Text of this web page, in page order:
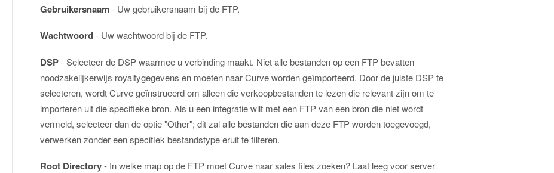
Gebruikersnaam- Uw gebruikersnaam bij de FTP.
Wachtwoord- Uw wachtwoord bij de FTP.
DSP- Selecteer de DSP waarmee u verbinding maakt. Niet alle bestanden op een FTP bevatten
noodzakelijkerwijs royaltygegevens en moeten naar Curve worden geïmporteerd. Door de juiste DSP te
selecteren, wordt Curve geïnstrueerd om alleen die verkoopbestanden te lezen die relevant zijn om te
importeren uit die specifieke bron. Als u een integratie wilt met een FTP van een bron die niet wordt
vermeld, selecteer dan de optie "Other"; dit zal alle bestanden die aan deze FTP worden toegevoegd,
verwerken zonder een specifiek bestandstype eruit te filteren.
Root Directory- In welke map op de FTP moet Curve naar sales files zoeken? Laat leeg voor server